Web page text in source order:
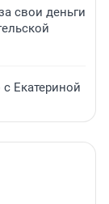
свои деньги
Екатериной